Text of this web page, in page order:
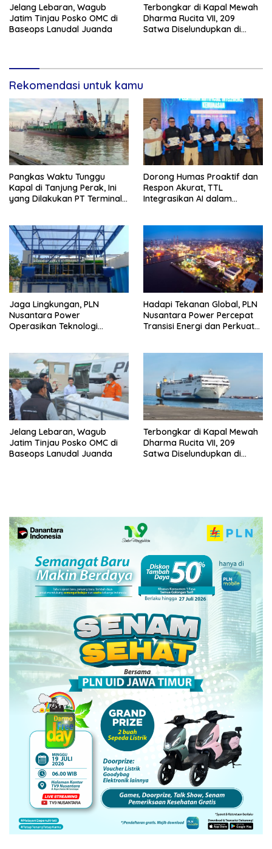
Jelang Lebaran, Wagub
Jatim Tinjau Posko OMC di
Baseops Lanudal Juanda
Terbongkar di Kapal Mewah
Dharma Rucita VII, 209
Satwa Diselundupkan di
Rekomendasi untuk kamu
Pangkas Waktu Tunggu
Kapal di Tanjung Perak, Ini
yang Dilakukan PT Terminal
Dorong Humas Proaktif dan
Respon Akurat, TTL
Integrasikan AI dalam
Jaga Lingkungan, PLN
Nusantara Power
Operasikan Teknologi
Pertama di Sektor
Ketenagalistrikan
Hadapi Tekanan Global, PLN
Nusantara Power Percepat
Transisi Energi dan Perkuat
Jelang Lebaran, Wagub
Jatim Tinjau Posko OMC di
Baseops Lanudal Juanda
Terbongkar di Kapal Mewah
Dharma Rucita VII, 209
Satwa Diselundupkan di